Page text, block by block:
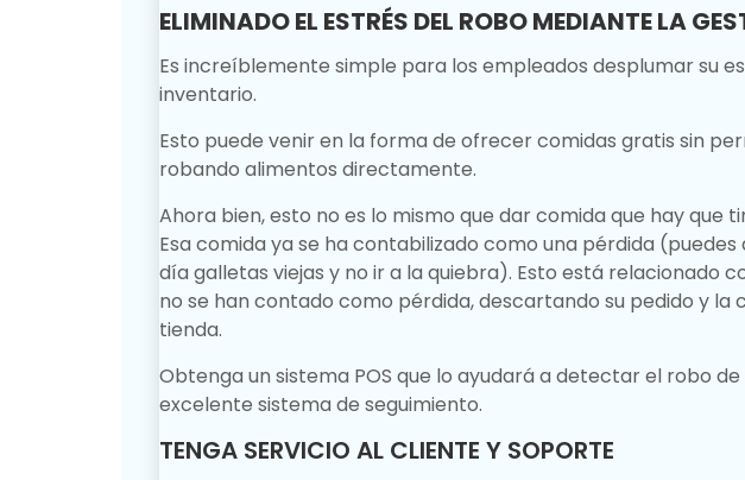
ELIMINADO EL ESTRÉS DEL ROBO MEDIANTE LA
Es increíblemente simple para los empleados desplumar su
inventario.
Esto puede venir en la forma de ofrecer comidas gratis sin
robando alimentos directamente.
Ahora bien, esto no es lo mismo que dar comida que hay que
Esa comida ya se ha contabilizado como una pérdida
día galletas viejas y no ir a la quiebra). Esto está relacionado
no se han contado como pérdida, descartando su pedido y la
tienda.
Obtenga un sistema POS que lo ayudará a detectar el robo
excelente sistema de seguimiento.
TENGA SERVICIO AL CLIENTE Y SOPORTE